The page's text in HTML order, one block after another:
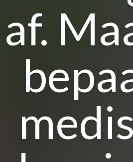
af.